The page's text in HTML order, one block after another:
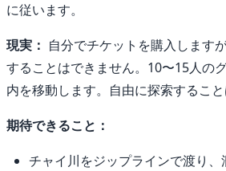
に従います。
現実： 自分でチケットを購入します
することはできません。10〜15人の
内を移動します。自由に探索すること
期待できること：
チャイ川をジップラインで渡り、